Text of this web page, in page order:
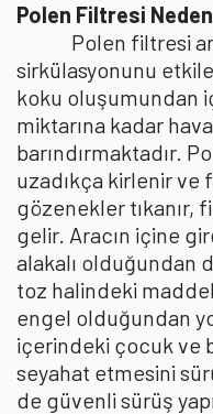
Polen Filtresi
Polen filtresi
sirkülasyonunu
koku oluşumundan
miktarına kadar
barındırmaktadır.
uzadıkça kirlenir
gözenekler tıkanır,
gelir. Aracın içine
alakalı olduğundan
toz halindeki
engel olduğundan
içerindeki çocuk ve
seyahat etmesini
de güvenli sürüş